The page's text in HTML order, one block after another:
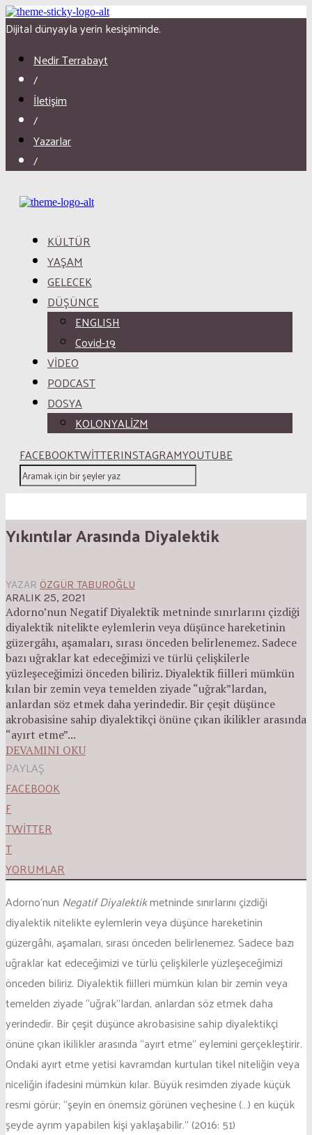
Dijital dünyayla yerin kesişiminde.
Nedir Terrabayt
/
İletişim
/
Yazarlar
/
KÜLTÜR
YAŞAM
GELECEK
DÜŞÜNCE
ENGLISH
Covid-19
VİDEO
PODCAST
DOSYA
KOLONYALİZM
FACEBOOKTWITTERINSTAGRAMYOUTUBE
Yıkıntılar Arasında Diyalektik
YAZAR ÖZGÜR TABUROĞLU
ARALIK 25, 2021
Adorno’nun Negatif Diyalektik metninde sınırlarını çizdiği
diyalektik nitelikte eylemlerin veya düşünce hareketinin
güzergâhı, aşamaları, sırası önceden belirlenemez. Sadece
bazı uğraklar kat edeceğimizi ve türlü çelişkilerle
yüzleşeceğimizi önceden biliriz. Diyalektik fiilleri mümkün
kılan bir zemin veya temelden ziyade “uğrak”lardan,
anlardan söz etmek daha yerindedir. Bir çeşit düşünce
akrobasisine sahip diyalektikçi önüne çıkan ikilikler arasında
“ayırt etme”...
DEVAMINI OKU
PAYLAŞ
FACEBOOK
F
TWITTER
T
YORUMLAR
Adorno’nun Negatif Diyalektikmetninde sınırlarını çizdiği
diyalektik nitelikte eylemlerin veya düşünce hareketinin
güzergâhı, aşamaları, sırası önceden belirlenemez. Sadece bazı
uğraklar kat edeceğimizi ve türlü çelişkilerle yüzleşeceğimizi
önceden biliriz. Diyalektik fiilleri mümkün kılan bir zemin veya
temelden ziyade “uğrak”lardan, anlardan söz etmek daha
yerindedir. Bir çeşit düşünce akrobasisine sahip diyalektikçi
önüne çıkan ikilikler arasında “ayırt etme” eylemini gerçekleştirir.
Ondaki ayırt etme yetisi kavramdan kurtulan tikel niteliğin veya
niceliğin ifadesini mümkün kılar. Büyük resimden ziyade küçük
resmi görür; “şeyin en önemsiz görünen veçhesine (…) en küçük
şeyde ayrım yapabilen kişi yaklaşabilir.” (2016: 51)